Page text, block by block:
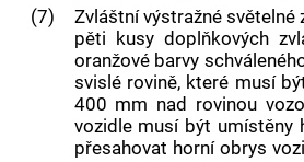
(7)
Zvláštní výstražné světelné
pěti kusy doplňkových
oranžové barvy
svislé rovině, které musí
400 mm nad rovinou
vozidle musí být umístěny
přesahovat horní obrys